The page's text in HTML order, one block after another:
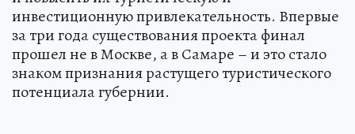
инвестиционную привлекательность. Впервые
за три года существования проекта финал
прошел не в Москве, а в Самаре – и это стало
знаком признания растущего туристического
потенциала губернии.